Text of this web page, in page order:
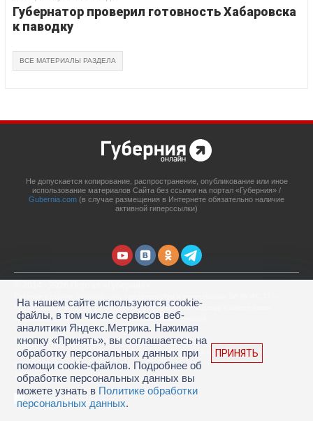
Губернатор проверил готовность Хабаровска
к паводку
ВСЕ МАТЕРИАЛЫ РАЗДЕЛА
Не допускается копирование, распространение, опубликование или иное
использование материалов Сайта без ссылки на портал «Губерния» /
Gubernia.com (в случае размещения в Интернете обязательно наличие
активной гиперссылки)
67908 выдано 06.12.2016 Федеральной службой по надзору в сфере связи,
информационных технологий и массовых коммуникаций.
Учредитель: ООО «Губерния Он-лайн»
Главный редактор: Гатаулина А.С.
Телефон редакции: (4212) 45-88-45, адрес электронной почты:
portal@gubernia.com
18+
На нашем сайте используются cookie-
файлы, в том числе сервисов веб-
аналитики Яндекс.Метрика. Нажимая
кнопку «Принять», вы соглашаетесь на
обработку персональных данных при
помощи cookie-файлов. Подробнее об
обработке персональных данных вы
можете узнать в Политике обработки
персональных данных.
ПРИНЯТЬ